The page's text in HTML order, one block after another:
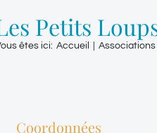
Petits
êtes ici: Accueil
Coordonnées